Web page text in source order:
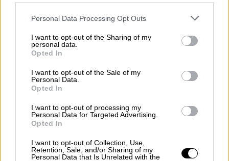
Please note that this website/app uses one or more Google
not limited to your visit or usage behaviour. You may click to
grant or deny consent to Google and its third-party tags to
use your data for below specified purposes in below Google
consent section.
Personal Data Processing Opt Outs
I want to opt-out of the Sharing of my
personal data.
Opted In
I want to opt-out of the Sale of my
Personal Data.
Opted In
I want to opt-out of processing my
Personal Data for Targeted Advertising.
Opted In
I want to opt-out of Collection, Use,
Retention, Sale, and/or Sharing of my
Personal Data that Is Unrelated with the
φυσικά τα βλέμματα πέφτουν σε Σέρρες,
Λάρισα και Τρίπολη. Το πρόγραμμα της4
αγωνιστικήςτων play outs ανοίγει ο αγώνας
μετά ηΑΕΛυποδέχεται τηνΚηφισιά
, ενώ την
αυλαία κλείνει το
ΔΙΑΒΑΣΤΕ ΕΠΙΣΗΣ
Αθλητισμός|21.04.2026 18:00
Ποινή επτά αγωνιστικών στον